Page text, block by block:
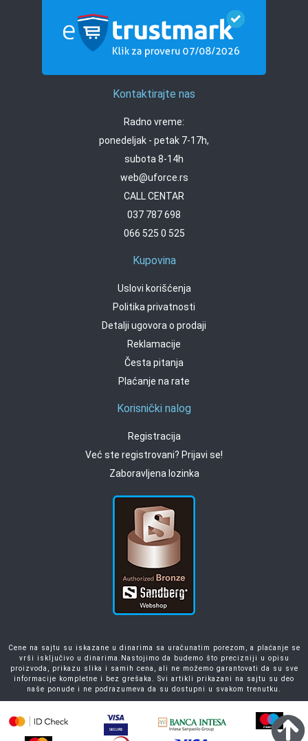
Kontaktirajte nas
Radno vreme:
ponedeljak - petak 7-17h,
subota 8-14h
web@uforce.rs
CALL CENTAR
037 787 698
066 525 0 525
Kupovina
Uslovi korišćenja
Politika privatnosti
Detalji ugovora o prodaji
Reklamacije
Česta pitanja
Plaćanje na rate
Korisnički nalog
Registracija
Već ste registrovani? Prijavi se!
Zaboravljena lozinka
Cene na sajtu su iskazane u dinarima sa uračunatim porezom, a plaćanje se
vrši isključivo u dinarima.Nastojimo da budemo što precizniji u opisu
proizvoda, prikazu slika i samih cena, ali ne možemo garantovati da su sve
informacije kompletne i bez grešaka. Svi artikli prikazani na sajtu su deo
naše ponude i ne podrazumeva da su dostupni u svakom trenutku.